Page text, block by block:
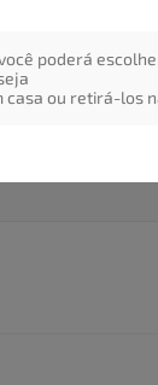
poderá
casa ou retirá-los
escola, ou
matar a
delícia